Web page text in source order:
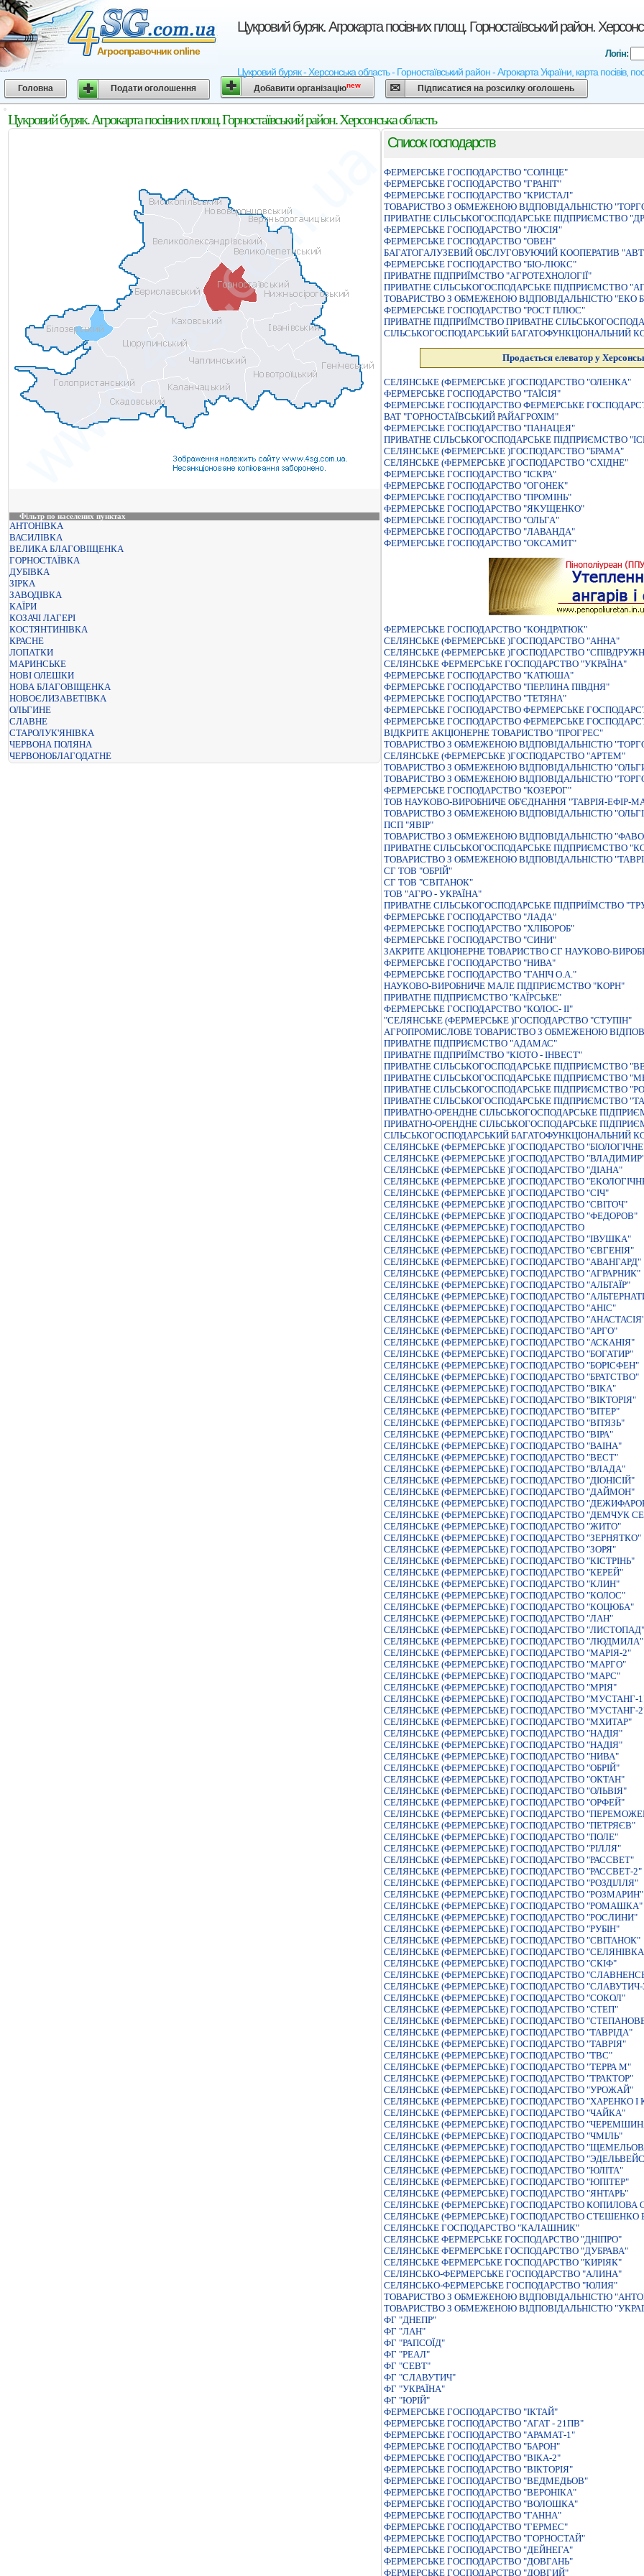
Цукровий буряк. Агрокарта посівних площ. Горностаївський район.
Цукровий буряк - Херсонська область - Горностаївський район - Агрокарта України, карта посівів,
Агросправочник online Логін:
Головна Подати оголошення Добавити організаціюnew Підписатися на розсилку оголошень
Цукровий буряк. Агрокарта посівних площ. Горностаївський район. Херсонська область
Фільтр по населених пунктах
АНТОНІВКА
ВАСИЛІВКА
ВЕЛИКА БЛАГОВІЩЕНКА
ГОРНОСТАЇВКА
ДУБІВКА
ЗІРКА
ЗАВОДІВКА
КАЇРИ
КОЗАЧІ ЛАГЕРІ
КОСТЯНТИНІВКА
КРАСНЕ
ЛОПАТКИ
МАРИНСЬКЕ
НОВІ ОЛЕШКИ
НОВА БЛАГОВІЩЕНКА
НОВОЄЛИЗАВЕТІВКА
ОЛЬГИНЕ
СЛАВНЕ
СТАРОЛУК'ЯНІВКА
ЧЕРВОНА ПОЛЯНА
ЧЕРВОНОБЛАГОДАТНЕ
Список господарств
ФЕРМЕРСЬКЕ ГОСПОДАРСТВО "СОЛНЦЕ"
ФЕРМЕРСЬКЕ ГОСПОДАРСТВО "ГРАНIТ"
ФЕРМЕРСЬКЕ ГОСПОДАРСТВО "КРИСТАЛ"
ТОВАРИСТВО З ОБМЕЖЕНОЮ ВIДПОВIДАЛЬНIСТЮ
ПРИВАТНЕ СIЛЬСЬКОГОСПОДАРСЬКЕ ПIДПРИЄМСТВО
ФЕРМЕРСЬКЕ ГОСПОДАРСТВО "ЛЮСIЯ"
ФЕРМЕРСЬКЕ ГОСПОДАРСТВО "ОВЕН"
БАГАТОГАЛУЗЕВИЙ ОБСЛУГОВУЮЧИЙ КООПЕРАТИВ
ФЕРМЕРСЬКЕ ГОСПОДАРСТВО "БIО-ЛЮКС"
ПРИВАТНЕ ПIДПРИЇМСТВО "АГРОТЕХНОЛОГIЇ"
ПРИВАТНЕ СIЛЬСЬКОГОСПОДАРСЬКЕ ПIДПРИЄМСТВО
ТОВАРИСТВО З ОБМЕЖЕНОЮ ВІДПОВІДАЛЬНІСТЮ "ЕКО
ФЕРМЕРСЬКЕ ГОСПОДАРСТВО "РОСТ ПЛЮС"
ПРИВАТНЕ ПIДПРИЇМСТВО ПРИВАТНЕ
СІЛЬСЬКОГОСПОДАРСЬКИЙ БАГАТОФУНКЦІОНАЛЬНИЙ
Продається елеватор у
СЕЛЯНСЬКЕ (ФЕРМЕРСЬКЕ )ГОСПОДАРСТВО "ОЛЕНКА"
ФЕРМЕРСЬКЕ ГОСПОДАРСТВО "ТАЇСIЯ"
ФЕРМЕРСЬКЕ ГОСПОДАРСТВО ФЕРМЕРСЬКЕ
ВАТ "ГОРНОСТАЇВСЬКИЙ РАЙАГРОХІМ"
ФЕРМЕРСЬКЕ ГОСПОДАРСТВО "ПАНАЦЕЯ"
ПРИВАТНЕ СІЛЬСЬКОГОСПОДАРСЬКЕ ПІДПРИЄМСТВО
СЕЛЯНСЬКЕ (ФЕРМЕРСЬКЕ )ГОСПОДАРСТВО "БРАМА"
СЕЛЯНСЬКЕ (ФЕРМЕРСЬКЕ )ГОСПОДАРСТВО "СХIДНЕ"
ФЕРМЕРСЬКЕ ГОСПОДАРСТВО "IСКРА"
ФЕРМЕРСЬКЕ ГОСПОДАРСТВО "ОГОНЕК"
ФЕРМЕРСЬКЕ ГОСПОДАРСТВО "ПРОМIНЬ"
ФЕРМЕРСЬКЕ ГОСПОДАРСТВО "ЯКУЩЕНКО"
ФЕРМЕРСЬКЕ ГОСПОДАРСТВО "ОЛЬГА"
ФЕРМЕРСЬКЕ ГОСПОДАРСТВО "ЛАВАНДА"
ФЕРМЕРСЬКЕ ГОСПОДАРСТВО "ОКСАМИТ"
ФЕРМЕРСЬКЕ ГОСПОДАРСТВО "КОНДРАТЮК"
СЕЛЯНСЬКЕ (ФЕРМЕРСЬКЕ )ГОСПОДАРСТВО "АННА"
СЕЛЯНСЬКЕ (ФЕРМЕРСЬКЕ )ГОСПОДАРСТВО
СЕЛЯНСЬКЕ ФЕРМЕРСЬКЕ ГОСПОДАРСТВО "УКРАЇНА"
ФЕРМЕРСЬКЕ ГОСПОДАРСТВО "КАТЮША"
ФЕРМЕРСЬКЕ ГОСПОДАРСТВО "ПЕРЛИНА ПIВДНЯ"
ФЕРМЕРСЬКЕ ГОСПОДАРСТВО "ТЕТЯНА"
ФЕРМЕРСЬКЕ ГОСПОДАРСТВО ФЕРМЕРСЬКЕ
ФЕРМЕРСЬКЕ ГОСПОДАРСТВО ФЕРМЕРСЬКЕ
ВIДКРИТЕ АКЦIОНЕРНЕ ТОВАРИСТВО "ПРОГРЕС"
ТОВАРИСТВО З ОБМЕЖЕНОЮ ВIДПОВIДАЛЬНIСТЮ
СЕЛЯНСЬКЕ (ФЕРМЕРСЬКЕ )ГОСПОДАРСТВО "АРТЕМ"
ТОВАРИСТВО З ОБМЕЖЕНОЮ ВIДПОВIДАЛЬНIСТЮ
ТОВАРИСТВО З ОБМЕЖЕНОЮ ВIДПОВIДАЛЬНIСТЮ
ФЕРМЕРСЬКЕ ГОСПОДАРСТВО "КОЗЕРОГ"
ТОВ НАУКОВО-ВИРОБНИЧЕ ОБ'ЄДНАННЯ "ТАВРІЯ-ЕФІР-
ТОВАРИСТВО З ОБМЕЖЕНОЮ ВIДПОВIДАЛЬНIСТЮ
ПСП "ЯВІР"
ТОВАРИСТВО З ОБМЕЖЕНОЮ ВIДПОВIДАЛЬНIСТЮ
ПРИВАТНЕ СIЛЬСЬКОГОСПОДАРСЬКЕ ПIДПРИЄМСТВО
ТОВАРИСТВО З ОБМЕЖЕНОЮ ВIДПОВIДАЛЬНIСТЮ
СГ ТОВ "ОБРІЙ"
СГ ТОВ "СВІТАНОК"
ТОВ "АГРО - УКРАЇНА"
ПРИВАТНЕ СIЛЬСЬКОГОСПОДАРСЬКЕ ПIДПРИЇМСТВО
ФЕРМЕРСЬКЕ ГОСПОДАРСТВО "ЛАДА"
ФЕРМЕРСЬКЕ ГОСПОДАРСТВО "ХЛIБОРОБ"
ФЕРМЕРСЬКЕ ГОСПОДАРСТВО "СИНИ"
ЗАКРИТЕ АКЦІОНЕРНЕ ТОВАРИСТВО СГ НАУКОВО-
ФЕРМЕРСЬКЕ ГОСПОДАРСТВО "НИВА"
ФЕРМЕРСЬКЕ ГОСПОДАРСТВО "ГАНIЧ О.А."
НАУКОВО-ВИРОБНИЧЕ МАЛЕ ПІДПРИЄМСТВО "КОРН"
ПРИВАТНЕ ПIДПРИЄМСТВО "КАЇРСЬКЕ"
ФЕРМЕРСЬКЕ ГОСПОДАРСТВО "КОЛОС- II"
"СЕЛЯНСЬКЕ (ФЕРМЕРСЬКЕ )ГОСПОДАРСТВО "СТУПIН"
АГРОПРОМИСЛОВЕ ТОВАРИСТВО З ОБМЕЖЕНОЮ
ПРИВАТНЕ ПIДПРИЄМСТВО "АДАМАС"
ПРИВАТНЕ ПIДПРИЇМСТВО "КIОТО - IНВЕСТ"
ПРИВАТНЕ СIЛЬСЬКОГОСПОДАРСЬКЕ ПIДПРИЄМСТВО
ПРИВАТНЕ СIЛЬСЬКОГОСПОДАРСЬКЕ ПIДПРИЄМСТВО
ПРИВАТНЕ СIЛЬСЬКОГОСПОДАРСЬКЕ ПIДПРИЄМСТВО
ПРИВАТНЕ СIЛЬСЬКОГОСПОДАРСЬКЕ ПIДПРИЄМСТВО
ПРИВАТНО-ОРЕНДНЕ СІЛЬСЬКОГОСПОДАРСЬКЕ
ПРИВАТНО-ОРЕНДНЕ СІЛЬСЬКОГОСПОДАРСЬКЕ
СІЛЬСЬКОГОСПОДАРСЬКИЙ БАГАТОФУНКЦІОНАЛЬНИЙ
СЕЛЯНСЬКЕ (ФЕРМЕРСЬКЕ )ГОСПОДАРСТВО
СЕЛЯНСЬКЕ (ФЕРМЕРСЬКЕ )ГОСПОДАРСТВО
СЕЛЯНСЬКЕ (ФЕРМЕРСЬКЕ )ГОСПОДАРСТВО "ДIАНА"
СЕЛЯНСЬКЕ (ФЕРМЕРСЬКЕ )ГОСПОДАРСТВО
СЕЛЯНСЬКЕ (ФЕРМЕРСЬКЕ )ГОСПОДАРСТВО "СIЧ"
СЕЛЯНСЬКЕ (ФЕРМЕРСЬКЕ )ГОСПОДАРСТВО "СВIТОЧ"
СЕЛЯНСЬКЕ (ФЕРМЕРСЬКЕ )ГОСПОДАРСТВО "ФЕДОРОВ"
СЕЛЯНСЬКЕ (ФЕРМЕРСЬКЕ) ГОСПОДАРСТВО
СЕЛЯНСЬКЕ (ФЕРМЕРСЬКЕ) ГОСПОДАРСТВО "IВУШКА"
СЕЛЯНСЬКЕ (ФЕРМЕРСЬКЕ) ГОСПОДАРСТВО "ЄВГЕНIЯ"
СЕЛЯНСЬКЕ (ФЕРМЕРСЬКЕ) ГОСПОДАРСТВО "АВАНГАРД"
СЕЛЯНСЬКЕ (ФЕРМЕРСЬКЕ) ГОСПОДАРСТВО "АГРАРНИК"
СЕЛЯНСЬКЕ (ФЕРМЕРСЬКЕ) ГОСПОДАРСТВО "АЛЬТАЇР"
СЕЛЯНСЬКЕ (ФЕРМЕРСЬКЕ) ГОСПОДАРСТВО
СЕЛЯНСЬКЕ (ФЕРМЕРСЬКЕ) ГОСПОДАРСТВО "АНIС"
СЕЛЯНСЬКЕ (ФЕРМЕРСЬКЕ) ГОСПОДАРСТВО
СЕЛЯНСЬКЕ (ФЕРМЕРСЬКЕ) ГОСПОДАРСТВО "АРГО"
СЕЛЯНСЬКЕ (ФЕРМЕРСЬКЕ) ГОСПОДАРСТВО "АСКАНIЯ"
СЕЛЯНСЬКЕ (ФЕРМЕРСЬКЕ) ГОСПОДАРСТВО "БОГАТИР"
СЕЛЯНСЬКЕ (ФЕРМЕРСЬКЕ) ГОСПОДАРСТВО "БОРІСФЕН"
СЕЛЯНСЬКЕ (ФЕРМЕРСЬКЕ) ГОСПОДАРСТВО "БРАТСТВО"
СЕЛЯНСЬКЕ (ФЕРМЕРСЬКЕ) ГОСПОДАРСТВО "ВIКА"
СЕЛЯНСЬКЕ (ФЕРМЕРСЬКЕ) ГОСПОДАРСТВО "ВIКТОРIЯ"
СЕЛЯНСЬКЕ (ФЕРМЕРСЬКЕ) ГОСПОДАРСТВО "ВIТЕР"
СЕЛЯНСЬКЕ (ФЕРМЕРСЬКЕ) ГОСПОДАРСТВО "ВIТЯЗЬ"
СЕЛЯНСЬКЕ (ФЕРМЕРСЬКЕ) ГОСПОДАРСТВО "ВІРА"
СЕЛЯНСЬКЕ (ФЕРМЕРСЬКЕ) ГОСПОДАРСТВО "ВАIНА"
СЕЛЯНСЬКЕ (ФЕРМЕРСЬКЕ) ГОСПОДАРСТВО "ВЕСТ"
СЕЛЯНСЬКЕ (ФЕРМЕРСЬКЕ) ГОСПОДАРСТВО "ВЛАДА"
СЕЛЯНСЬКЕ (ФЕРМЕРСЬКЕ) ГОСПОДАРСТВО "ДІОНІСІЙ"
СЕЛЯНСЬКЕ (ФЕРМЕРСЬКЕ) ГОСПОДАРСТВО "ДАЙМОН"
СЕЛЯНСЬКЕ (ФЕРМЕРСЬКЕ) ГОСПОДАРСТВО
СЕЛЯНСЬКЕ (ФЕРМЕРСЬКЕ) ГОСПОДАРСТВО "ДЕМЧУК
СЕЛЯНСЬКЕ (ФЕРМЕРСЬКЕ) ГОСПОДАРСТВО "ЖИТО"
СЕЛЯНСЬКЕ (ФЕРМЕРСЬКЕ) ГОСПОДАРСТВО "ЗЕРНЯТКО"
СЕЛЯНСЬКЕ (ФЕРМЕРСЬКЕ) ГОСПОДАРСТВО "ЗОРЯ"
СЕЛЯНСЬКЕ (ФЕРМЕРСЬКЕ) ГОСПОДАРСТВО "КIСТРIНЬ"
СЕЛЯНСЬКЕ (ФЕРМЕРСЬКЕ) ГОСПОДАРСТВО "КЕРЕЙ"
СЕЛЯНСЬКЕ (ФЕРМЕРСЬКЕ) ГОСПОДАРСТВО "КЛИН"
СЕЛЯНСЬКЕ (ФЕРМЕРСЬКЕ) ГОСПОДАРСТВО "КОЛОС"
СЕЛЯНСЬКЕ (ФЕРМЕРСЬКЕ) ГОСПОДАРСТВО "КОЦЮБА"
СЕЛЯНСЬКЕ (ФЕРМЕРСЬКЕ) ГОСПОДАРСТВО "ЛАН"
СЕЛЯНСЬКЕ (ФЕРМЕРСЬКЕ) ГОСПОДАРСТВО "ЛИСТОПАД"
СЕЛЯНСЬКЕ (ФЕРМЕРСЬКЕ) ГОСПОДАРСТВО "ЛЮДМИЛА"
СЕЛЯНСЬКЕ (ФЕРМЕРСЬКЕ) ГОСПОДАРСТВО "МАРIЯ-2"
СЕЛЯНСЬКЕ (ФЕРМЕРСЬКЕ) ГОСПОДАРСТВО "МАРГО"
СЕЛЯНСЬКЕ (ФЕРМЕРСЬКЕ) ГОСПОДАРСТВО "МАРС"
СЕЛЯНСЬКЕ (ФЕРМЕРСЬКЕ) ГОСПОДАРСТВО "МРIЯ"
СЕЛЯНСЬКЕ (ФЕРМЕРСЬКЕ) ГОСПОДАРСТВО "МУСТАНГ-
СЕЛЯНСЬКЕ (ФЕРМЕРСЬКЕ) ГОСПОДАРСТВО "МУСТАНГ-
СЕЛЯНСЬКЕ (ФЕРМЕРСЬКЕ) ГОСПОДАРСТВО "МХИТАР"
СЕЛЯНСЬКЕ (ФЕРМЕРСЬКЕ) ГОСПОДАРСТВО "НАДIЯ"
СЕЛЯНСЬКЕ (ФЕРМЕРСЬКЕ) ГОСПОДАРСТВО "НАДIЯ"
СЕЛЯНСЬКЕ (ФЕРМЕРСЬКЕ) ГОСПОДАРСТВО "НИВА"
СЕЛЯНСЬКЕ (ФЕРМЕРСЬКЕ) ГОСПОДАРСТВО "ОБРIЙ"
СЕЛЯНСЬКЕ (ФЕРМЕРСЬКЕ) ГОСПОДАРСТВО "ОКТАН"
СЕЛЯНСЬКЕ (ФЕРМЕРСЬКЕ) ГОСПОДАРСТВО "ОЛЬВIЯ"
СЕЛЯНСЬКЕ (ФЕРМЕРСЬКЕ) ГОСПОДАРСТВО "ОРФЕЙ"
СЕЛЯНСЬКЕ (ФЕРМЕРСЬКЕ) ГОСПОДАРСТВО
СЕЛЯНСЬКЕ (ФЕРМЕРСЬКЕ) ГОСПОДАРСТВО "ПЕТРЯЄВ"
СЕЛЯНСЬКЕ (ФЕРМЕРСЬКЕ) ГОСПОДАРСТВО "ПОЛЕ"
СЕЛЯНСЬКЕ (ФЕРМЕРСЬКЕ) ГОСПОДАРСТВО "РIЛЛЯ"
СЕЛЯНСЬКЕ (ФЕРМЕРСЬКЕ) ГОСПОДАРСТВО "РАССВЕТ"
СЕЛЯНСЬКЕ (ФЕРМЕРСЬКЕ) ГОСПОДАРСТВО "РАССВЕТ-2"
СЕЛЯНСЬКЕ (ФЕРМЕРСЬКЕ) ГОСПОДАРСТВО "РОЗДIЛЛЯ"
СЕЛЯНСЬКЕ (ФЕРМЕРСЬКЕ) ГОСПОДАРСТВО "РОЗМАРИН"
СЕЛЯНСЬКЕ (ФЕРМЕРСЬКЕ) ГОСПОДАРСТВО "РОМАШКА"
СЕЛЯНСЬКЕ (ФЕРМЕРСЬКЕ) ГОСПОДАРСТВО "РОСЛИНИ"
СЕЛЯНСЬКЕ (ФЕРМЕРСЬКЕ) ГОСПОДАРСТВО "РУБIН"
СЕЛЯНСЬКЕ (ФЕРМЕРСЬКЕ) ГОСПОДАРСТВО "СВIТАНОК"
СЕЛЯНСЬКЕ (ФЕРМЕРСЬКЕ) ГОСПОДАРСТВО
СЕЛЯНСЬКЕ (ФЕРМЕРСЬКЕ) ГОСПОДАРСТВО "СКIФ"
СЕЛЯНСЬКЕ (ФЕРМЕРСЬКЕ) ГОСПОДАРСТВО
СЕЛЯНСЬКЕ (ФЕРМЕРСЬКЕ) ГОСПОДАРСТВО "СЛАВУТИЧ-
СЕЛЯНСЬКЕ (ФЕРМЕРСЬКЕ) ГОСПОДАРСТВО "СОКОЛ"
СЕЛЯНСЬКЕ (ФЕРМЕРСЬКЕ) ГОСПОДАРСТВО "СТЕП"
СЕЛЯНСЬКЕ (ФЕРМЕРСЬКЕ) ГОСПОДАРСТВО
СЕЛЯНСЬКЕ (ФЕРМЕРСЬКЕ) ГОСПОДАРСТВО "ТАВРIДА"
СЕЛЯНСЬКЕ (ФЕРМЕРСЬКЕ) ГОСПОДАРСТВО "ТАВРIЯ"
СЕЛЯНСЬКЕ (ФЕРМЕРСЬКЕ) ГОСПОДАРСТВО "ТВС"
СЕЛЯНСЬКЕ (ФЕРМЕРСЬКЕ) ГОСПОДАРСТВО "ТЕРРА М"
СЕЛЯНСЬКЕ (ФЕРМЕРСЬКЕ) ГОСПОДАРСТВО "ТРАКТОР"
СЕЛЯНСЬКЕ (ФЕРМЕРСЬКЕ) ГОСПОДАРСТВО "УРОЖАЙ"
СЕЛЯНСЬКЕ (ФЕРМЕРСЬКЕ) ГОСПОДАРСТВО "ХАРЕНКО I
СЕЛЯНСЬКЕ (ФЕРМЕРСЬКЕ) ГОСПОДАРСТВО "ЧАЙКА"
СЕЛЯНСЬКЕ (ФЕРМЕРСЬКЕ) ГОСПОДАРСТВО
СЕЛЯНСЬКЕ (ФЕРМЕРСЬКЕ) ГОСПОДАРСТВО "ЧМІЛЬ"
СЕЛЯНСЬКЕ (ФЕРМЕРСЬКЕ) ГОСПОДАРСТВО
СЕЛЯНСЬКЕ (ФЕРМЕРСЬКЕ) ГОСПОДАРСТВО
СЕЛЯНСЬКЕ (ФЕРМЕРСЬКЕ) ГОСПОДАРСТВО "ЮЛІТА"
СЕЛЯНСЬКЕ (ФЕРМЕРСЬКЕ) ГОСПОДАРСТВО "ЮПIТЕР"
СЕЛЯНСЬКЕ (ФЕРМЕРСЬКЕ) ГОСПОДАРСТВО "ЯНТАРЬ"
СЕЛЯНСЬКЕ (ФЕРМЕРСЬКЕ) ГОСПОДАРСТВО КОПИЛОВА
СЕЛЯНСЬКЕ (ФЕРМЕРСЬКЕ) ГОСПОДАРСТВО СТЕШЕНКО
СЕЛЯНСЬКЕ ГОСПОДАРСТВО "КАЛАШНИК"
СЕЛЯНСЬКЕ ФЕРМЕРСЬКЕ ГОСПОДАРСТВО "ДНIПРО"
СЕЛЯНСЬКЕ ФЕРМЕРСЬКЕ ГОСПОДАРСТВО "ДУБРАВА"
СЕЛЯНСЬКЕ ФЕРМЕРСЬКЕ ГОСПОДАРСТВО "КИРIЯК"
СЕЛЯНСЬКО-ФЕРМЕРСЬКЕ ГОСПОДАРСТВО "АЛИНА"
СЕЛЯНСЬКО-ФЕРМЕРСЬКЕ ГОСПОДАРСТВО "ЮЛИЯ"
ТОВАРИСТВО З ОБМЕЖЕНОЮ ВІДПОВІДАЛЬНІСТЮ
ТОВАРИСТВО З ОБМЕЖЕНОЮ ВІДПОВІДАЛЬНІСТЮ
ФГ "ДНЕПР"
ФГ "ЛАН"
ФГ "РАПСОЇД"
ФГ "РЕАЛ"
ФГ "СЕВТ"
ФГ "СЛАВУТИЧ"
ФГ "УКРАЇНА"
ФГ "ЮРІЙ"
ФЕРМЕРСЬКЕ ГОСПОДАРСТВО "IКТАЙ"
ФЕРМЕРСЬКЕ ГОСПОДАРСТВО "АГАТ - 21ПВ"
ФЕРМЕРСЬКЕ ГОСПОДАРСТВО "АРАМАТ-1"
ФЕРМЕРСЬКЕ ГОСПОДАРСТВО "БАРОН"
ФЕРМЕРСЬКЕ ГОСПОДАРСТВО "ВIКА-2"
ФЕРМЕРСЬКЕ ГОСПОДАРСТВО "ВIКТОРIЯ"
ФЕРМЕРСЬКЕ ГОСПОДАРСТВО "ВЕДМЕДЬОВ"
ФЕРМЕРСЬКЕ ГОСПОДАРСТВО "ВЕРОНІКА"
ФЕРМЕРСЬКЕ ГОСПОДАРСТВО "ВОЛОШКА"
ФЕРМЕРСЬКЕ ГОСПОДАРСТВО "ГАННА"
ФЕРМЕРСЬКЕ ГОСПОДАРСТВО "ГЕРМЕС"
ФЕРМЕРСЬКЕ ГОСПОДАРСТВО "ГОРНОСТАЙ"
ФЕРМЕРСЬКЕ ГОСПОДАРСТВО "ДЕЙНЕГА"
ФЕРМЕРСЬКЕ ГОСПОДАРСТВО "ДОВГАНЬ"
ФЕРМЕРСЬКЕ ГОСПОДАРСТВО "ДОВГИЙ"